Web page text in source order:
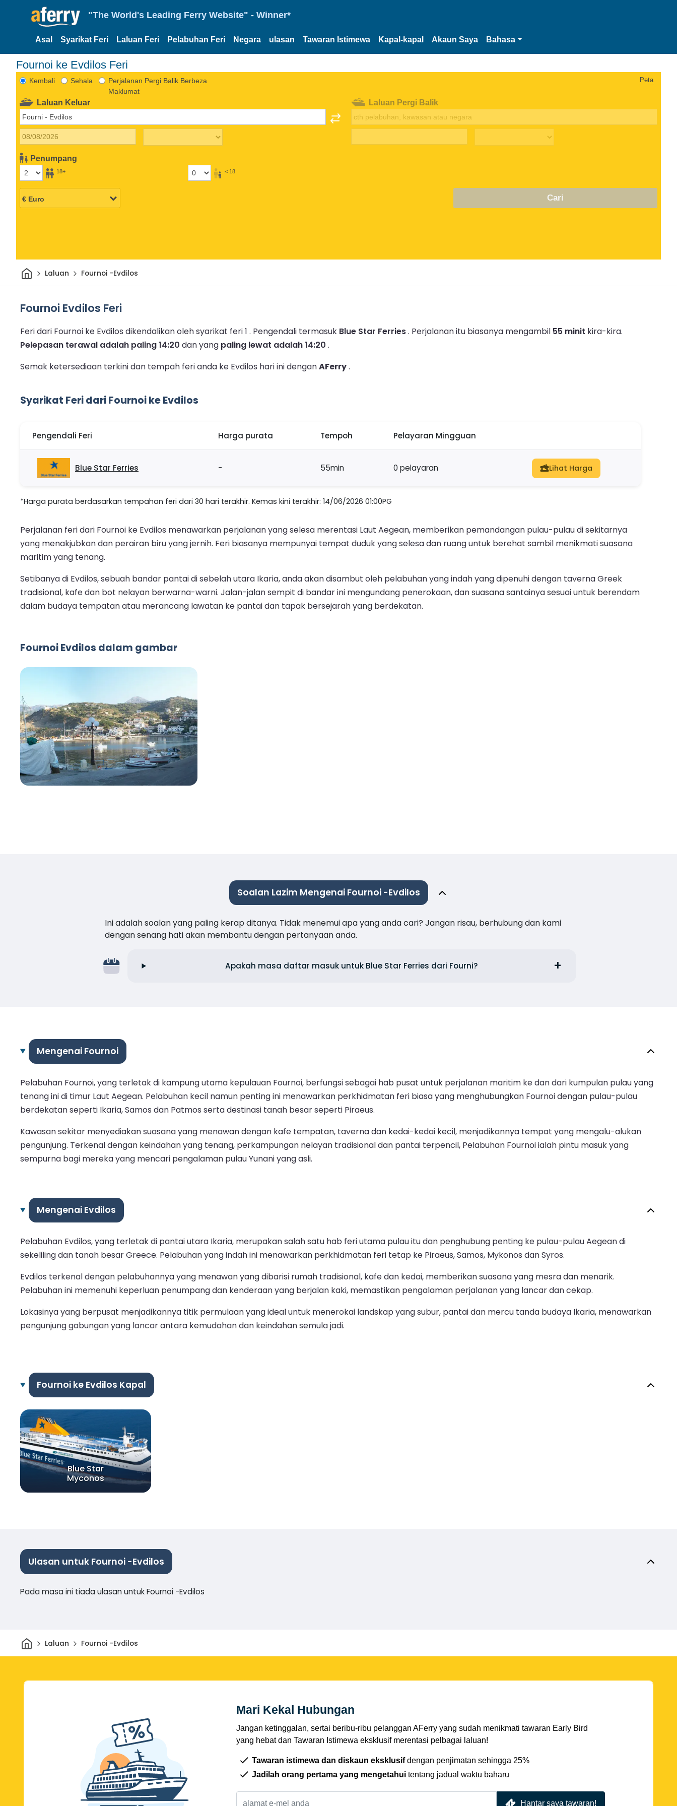
"The World's Leading Ferry Website" - Winner*
Asal Syarikat Feri Laluan Feri Pelabuhan Feri Negara ulasan Tawaran Istimewa Kapal-kapal Akaun Saya Bahasa
Fournoi ke Evdilos Feri
Kembali Sehala
Perjalanan Pergi Balik Berbeza
Maklumat
Peta
Laluan Keluar
Penumpang
18+ < 18
Laluan Pergi Balik
Cari
Rumah
Laluan Fournoi -Evdilos
Fournoi Evdilos Feri
Feri dari Fournoi ke Evdilos dikendalikan oleh syarikat feri 1 . Pengendali termasuk Blue Star Ferries. Perjalanan itu biasanya mengambil 55 minit kira-kira.
Pelepasan terawal adalah paling 14:20 dan yang paling lewat adalah 14:20 .
Semak ketersediaan terkini dan tempah feri anda ke Evdilos hari ini denganAFerry.
Syarikat Feri dari Fournoi ke Evdilos
Pengendali Feri Harga purata Tempoh Pelayaran Mingguan
Blue Star Ferries - 55min 0 pelayaran Lihat Harga
*Harga purata berdasarkan tempahan feri dari 30 hari terakhir. Kemas kini terakhir: 14/06/2026 01:00PG
Perjalanan feri dari Fournoi ke Evdilos menawarkan perjalanan yang selesa merentasi Laut Aegean, memberikan pemandangan pulau-pulau di sekitarnya
yang menakjubkan dan perairan biru yang jernih. Feri biasanya mempunyai tempat duduk yang selesa dan ruang untuk berehat sambil menikmati suasana
maritim yang tenang.
Setibanya di Evdilos, sebuah bandar pantai di sebelah utara Ikaria, anda akan disambut oleh pelabuhan yang indah yang dipenuhi dengan taverna Greek
tradisional, kafe dan bot nelayan berwarna-warni. Jalan-jalan sempit di bandar ini mengundang penerokaan, dan suasana santainya sesuai untuk berendam
dalam budaya tempatan atau merancang lawatan ke pantai dan tapak bersejarah yang berdekatan.
Fournoi Evdilos dalam gambar
Soalan Lazim Mengenai Fournoi -Evdilos
Ini adalah soalan yang paling kerap ditanya. Tidak menemui apa yang anda cari? Jangan risau, berhubung dan kami
dengan senang hati akan membantu dengan pertanyaan anda.
Apakah masa daftar masuk untuk Blue Star Ferries dari Fourni?
Mengenai Fournoi
Pelabuhan Fournoi, yang terletak di kampung utama kepulauan Fournoi, berfungsi sebagai hab pusat untuk perjalanan maritim ke dan dari kumpulan pulau yang
tenang ini di timur Laut Aegean. Pelabuhan kecil namun penting ini menawarkan perkhidmatan feri biasa yang menghubungkan Fournoi dengan pulau-pulau
berdekatan seperti Ikaria, Samos dan Patmos serta destinasi tanah besar seperti Piraeus.
Kawasan sekitar menyediakan suasana yang menawan dengan kafe tempatan, taverna dan kedai-kedai kecil, menjadikannya tempat yang mengalu-alukan
pengunjung. Terkenal dengan keindahan yang tenang, perkampungan nelayan tradisional dan pantai terpencil, Pelabuhan Fournoi ialah pintu masuk yang
sempurna bagi mereka yang mencari pengalaman pulau Yunani yang asli.
Mengenai Evdilos
Pelabuhan Evdilos, yang terletak di pantai utara Ikaria, merupakan salah satu hab feri utama pulau itu dan penghubung penting ke pulau-pulau Aegean di
sekeliling dan tanah besar Greece. Pelabuhan yang indah ini menawarkan perkhidmatan feri tetap ke Piraeus, Samos, Mykonos dan Syros.
Evdilos terkenal dengan pelabuhannya yang menawan yang dibarisi rumah tradisional, kafe dan kedai, memberikan suasana yang mesra dan menarik.
Pelabuhan ini memenuhi keperluan penumpang dan kenderaan yang berjalan kaki, memastikan pengalaman perjalanan yang lancar dan cekap.
Lokasinya yang berpusat menjadikannya titik permulaan yang ideal untuk menerokai landskap yang subur, pantai dan mercu tanda budaya Ikaria, menawarkan
pengunjung gabungan yang lancar antara kemudahan dan keindahan semula jadi.
Fournoi ke Evdilos Kapal
Blue Star
Myconos
Ulasan untuk Fournoi -Evdilos
Pada masa ini tiada ulasan untuk Fournoi -Evdilos
Rumah
Laluan Fournoi -Evdilos
Mari Kekal Hubungan
Jangan ketinggalan, sertai beribu-ribu pelanggan AFerry yang sudah menikmati tawaran Early Bird
yang hebat dan Tawaran Istimewa eksklusif merentasi pelbagai laluan!
Tawaran istimewa dan diskaun eksklusifdengan penjimatan sehingga 25%
Jadilah orang pertama yang mengetahui tentang jadual waktu baharu
Hantar saya tawaran!